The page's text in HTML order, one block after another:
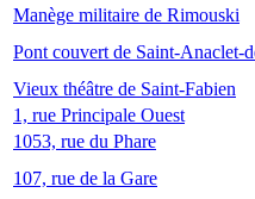
Manège militaire de Rimouski
Pont couvert de Saint-Anaclet-
Vieux théâtre de Saint-Fabien
1, rue Principale Ouest
1053, rue du Phare
107, rue de la Gare